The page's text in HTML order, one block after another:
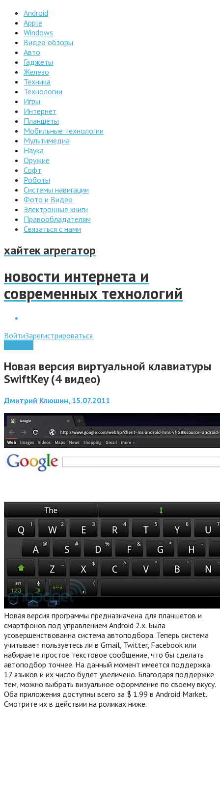
Android
Apple
Windows
Видео обзоры
Авто
Гаджеты
Железо
Техника
Технологии
Игры
Интернет
Планшеты
Мобильные технологии
Мультимедиа
Наука
Оружие
Софт
Роботы
Системы навигации
Фото и Видео
Электронные книги
Правообладателям
Связаться с нами
хайтек агрегатор
новости интернета и
современных технологий
ВойтиЗарегистрироваться
Новая версия виртуальной клавиатуры
SwiftKey (4 видео)
Дмитрий Клюшин, 15.07.2011
Новая версия программы предназначена для планшетов и
смартфонов под управлением Android 2.x. Была
усовершенствованна система автоподбора. Теперь система
учитывает пользуетесь ли в Gmail, Twitter, Facebook или
набираете простое текстовое сообщение, что бы сделать
автоподбор точнее. На данный момент имеется поддержка
17 языков и их число будет увеличено. Благодаря поддержке
тем, можно выбрать визуальное оформление по своему вкусу.
Оба приложения доступны всего за $ 1.99 в Android Market.
Смотрите их в действии на роликах ниже.